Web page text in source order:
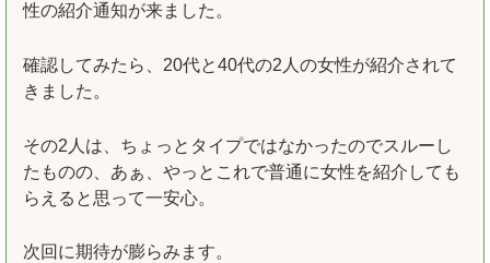
性の紹介通知が来ました。
確認してみたら、20代と40代の2人の女性が紹介されて
きました。
その2人は、ちょっとタイプではなかったのでスルーし
たものの、あぁ、やっとこれで普通に女性を紹介しても
らえると思って一安心。
次回に期待が膨らみます。